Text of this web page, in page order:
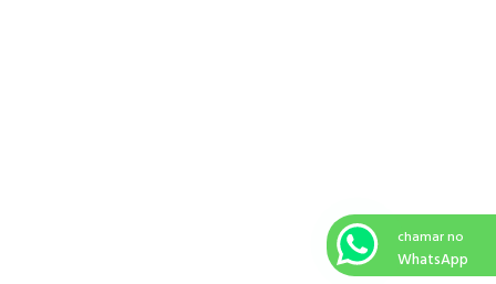
chamar no
WhatsApp